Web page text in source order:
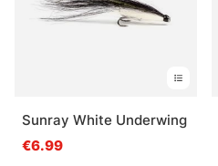
Sunray White Underwing
€6.99